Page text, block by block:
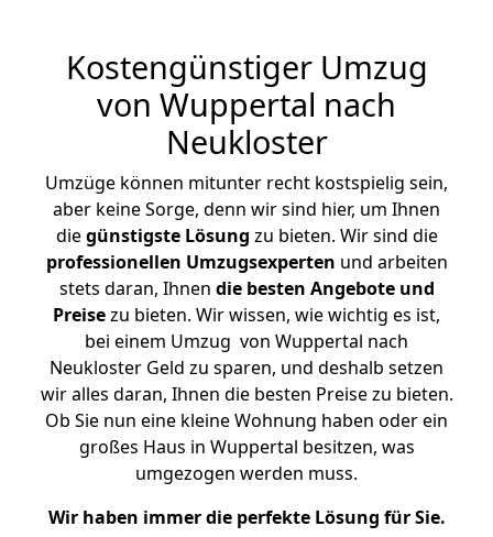
Kostengünstiger Umzug
von Wuppertal nach
Neukloster
Umzüge können mitunter recht kostspielig sein,
aber keine Sorge, denn wir sind hier, um Ihnen
diegünstigste Lösung zu bieten. Wir sind die
professionellen Umzugsexperten und arbeiten
stets daran, Ihnen die besten Angebote und
Preisezu bieten. Wir wissen, wie wichtig es ist,
bei einem Umzug von Wuppertal nach
Neukloster Geld zu sparen, und deshalb setzen
wir alles daran, Ihnen die besten Preise zu bieten.
Ob Sie nun eine kleine Wohnung haben oder ein
großes Haus in Wuppertal besitzen, was
umgezogen werden muss.
Wir haben immer die perfekte Lösung für Sie.